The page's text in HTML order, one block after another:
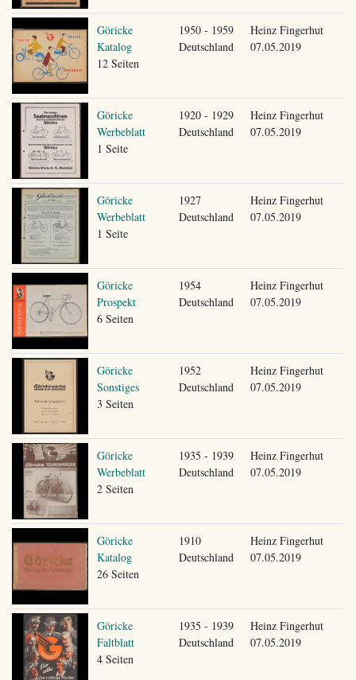
Göricke
Katalog
12 Seiten
1950 - 1959
Deutschland
Heinz Fingerhut
07.05.2019
Göricke
Werbeblatt
1 Seite
1920 - 1929
Deutschland
Heinz Fingerhut
07.05.2019
Göricke
Werbeblatt
1 Seite
1927
Deutschland
Heinz Fingerhut
07.05.2019
Göricke
Prospekt
6 Seiten
1954
Deutschland
Heinz Fingerhut
07.05.2019
Göricke
Sonstiges
3 Seiten
1952
Deutschland
Heinz Fingerhut
07.05.2019
Göricke
Werbeblatt
2 Seiten
1935 - 1939
Deutschland
Heinz Fingerhut
07.05.2019
Göricke
Katalog
26 Seiten
1910
Deutschland
Heinz Fingerhut
07.05.2019
Göricke
Faltblatt
4 Seiten
1935 - 1939
Deutschland
Heinz Fingerhut
07.05.2019